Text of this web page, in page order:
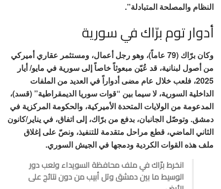
النظام والمصلحة المتبادلة”.
أدوار توم برّاك في سورية
وكان برّاك (79 عاماً)، وهو رجل أعمال، ومستثمر عقاري أميركي
من أصول لبنانية، قد عُيّن مبعوثاً خاصاً إلى سورية في مايو/ أيار
2025، فلعب خلال عام مضى أدواراً في العديد من الملفات
الداخلية السورية، لا سيما بين “قوات سوريا الديمقراطية” (قسد)،
المدعومة من الولايات المتحدة الأميركية، والحكومة المركزية في
دمشق. وتوصّل الجانبان، بدفع من برّاك، إلى اتفاق، في يناير/كانون
الثاني الماضي، قطع مراحل متقدمة للتنفيذ، ونصّ على إغلاق
ملف هذه القوات الكردية ودمجها في الجيش السوري.
انخرط برّاك في ملف محافظة السويداء ولعب دور
الوسيط ما بين دمشق وتل أبيب من دون نتائج على